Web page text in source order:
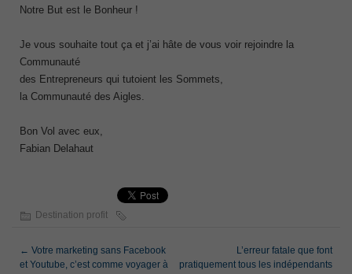
Notre But est le Bonheur !
Je vous souhaite tout ça et j’ai hâte de vous voir rejoindre la
Communauté
des Entrepreneurs qui tutoient les Sommets,
la Communauté des Aigles.
Bon Vol avec eux,
Fabian Delahaut
Destination profit
← Votre marketing sans Facebook
et Youtube, c’est comme voyager à
L’erreur fatale que font
pratiquement tous les indépendants